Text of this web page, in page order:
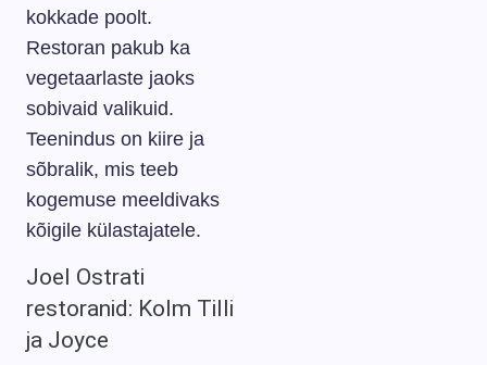
kokkade poolt.
Restoran pakub ka
vegetaarlaste jaoks
sobivaid valikuid.
Teenindus on kiire ja
sõbralik, mis teeb
kogemuse meeldivaks
kõigile külastajatele.
Joel Ostrati
restoranid: Kolm Tilli
ja Joyce